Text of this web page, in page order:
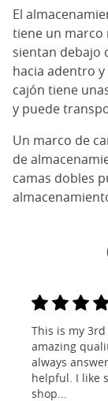
El
tiene un marco
sientan debajo
hacia adentro
cajón tiene
y puede
Un marco de
de
camas dobles
This is my 3rd
amazing
always
helpful. I like
shop...